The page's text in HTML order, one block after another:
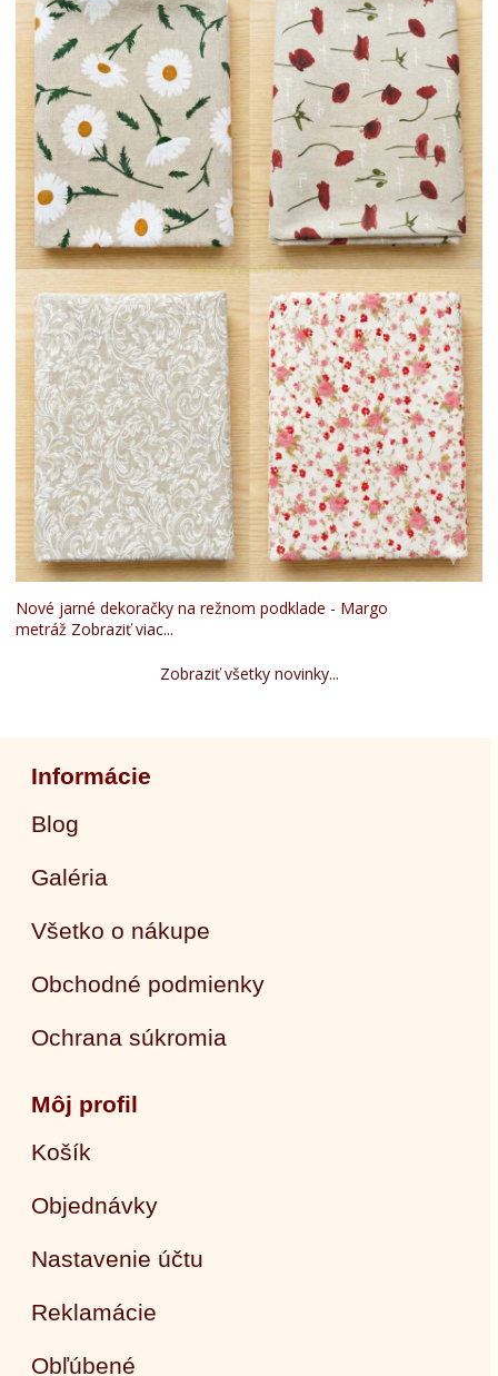
Nové jarné dekoračky na režnom podklade - Margo
metráž Zobraziť viac...
Zobraziť všetky novinky...
Informácie
Blog
Galéria
Všetko o nákupe
Obchodné podmienky
Ochrana súkromia
Môj profil
Košík
Objednávky
Nastavenie účtu
Reklamácie
Obľúbené